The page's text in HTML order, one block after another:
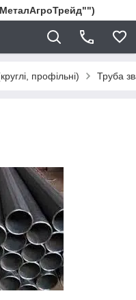
профільні) Труба